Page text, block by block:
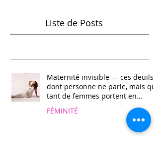
Liste de Posts
Maternité invisible — ces deuils
dont personne ne parle, mais que
tant de femmes portent en
silence 🕊️
FÉMINITÉ